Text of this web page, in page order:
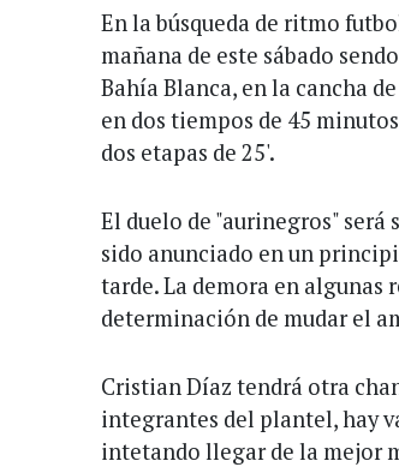
En la búsqueda de ritmo
mañana de este sábado
Bahía Blanca, en la cancha
en dos tiempos de 45
dos etapas de 25'.
El duelo de "aurinegros" será
sido anunciado en un
tarde. La demora en algunas
determinación de mudar el
Cristian Díaz tendrá otra
integrantes del plantel, hay
intetando llegar de la mejor